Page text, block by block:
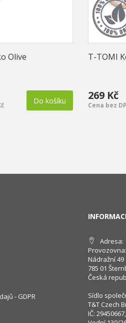
Olive
Do košíku
T-TOMI
269 Kč
Cena bez
- GDPR
Adresa:
Provozovna:
Nádražní 49
785 01
Česká
Sídlo
T&T Czech
IČ: